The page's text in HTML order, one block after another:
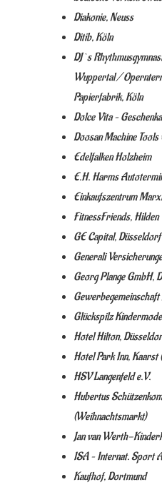
Diakonie, Neuss
Ditib, Köln
DJ`s
Wuppertal /
Papierfabrik, Köln
Dolce Vita –
Doosan Machine
Edelfalken Holzheim
E.H. Harms
Einkaufszentrum
FitnessFriends, Hilden
GE Capital, Düsseldorf
Generali
Georg Plange GmbH,
Glückspilz
Hotel Hilton,
Hotel Park Inn, Kaarst
HSV Langenfeld e.V.
Hubertus
(Weihnachtsmarkt)
Jan van Werth-
ISA – Internat. Sport
Kaufhof, Dortmund